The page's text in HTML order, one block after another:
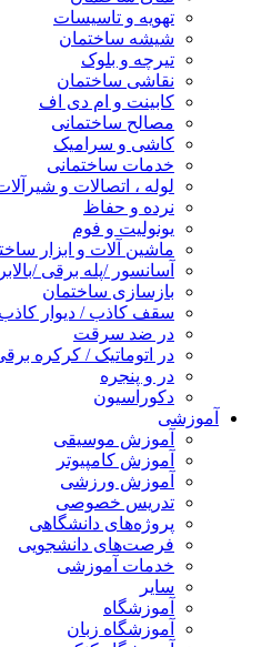
تهویه و تاسیسات
شیشه ساختمان
تیرچه و بلوک
نقاشی ساختمان
کابینت و ام دی اف
مصالح ساختمانی
کاشی و سرامیک
خدمات ساختمانی
لوله ، اتصالات و شیرآلات
نرده و حفاظ
یونولیت و فوم
ماشین آلات و ابزار ساختمانی
آسانسور /پله برقی /بالابر
بازسازی ساختمان
سقف کاذب / دیوار کاذب
در ضد سرقت
در اتوماتیک / کرکره برقی
در و پنجره
دکوراسیون
آموزشی
آموزش موسیقی
آموزش کامپیوتر
آموزش ورزشی
تدریس خصوصی
پروژه‌های دانشگاهی
فرصت‌های دانشجویی
خدمات آموزشی
سایر
آموزشگاه
آموزشگاه زبان